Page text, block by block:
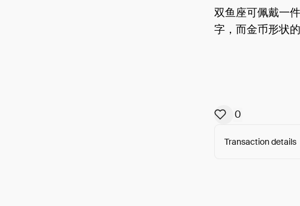
双鱼座可佩戴一
字，而金币形状
0
Transaction details